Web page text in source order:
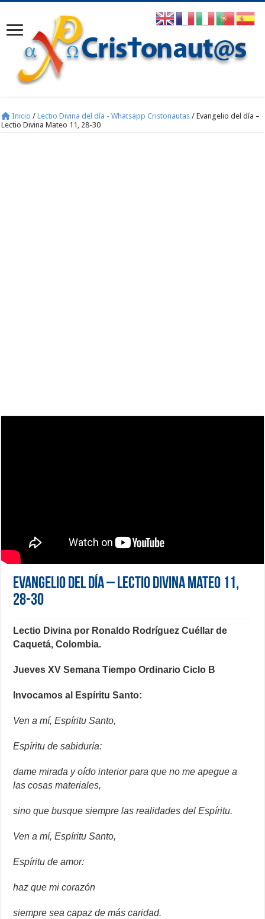
Inicio / Lectio Divina del día - Whatsapp Cristonautas / Evangelio del día –
Lectio Divina Mateo 11, 28-30
Evangelio del día – Lectio Divina Mateo 11,
28-30
Lectio Divina por Ronaldo Rodríguez Cuéllar de
Caquetá, Colombia.
Jueves XV Semana Tiempo Ordinario Ciclo B
Invocamos al Espíritu Santo:
Ven a mí, Espíritu Santo,
Espíritu de sabiduría:
dame mirada y oído interior para que no me apegue a
las cosas materiales,
sino que busque siempre las realidades del Espíritu.
Ven a mí, Espíritu Santo,
Espíritu de amor:
haz que mi corazón
siempre sea capaz de más caridad.